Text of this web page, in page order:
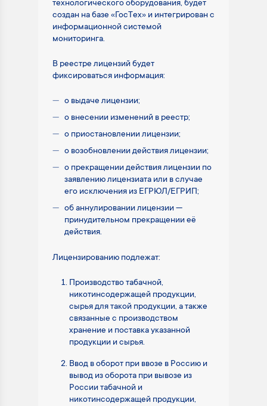
технологического оборудования, будет
создан на базе «ГосТех» и интегрирован с
информационной системой
мониторинга.
В реестре лицензий будет
фиксироваться информация:
о выдаче лицензии;
о внесении изменений в реестр;
о приостановлении лицензии;
о возобновлении действия лицензии;
о прекращении действия лицензии по
заявлению лицензиата или в случае
его исключения из ЕГРЮЛ/ЕГРИП;
об аннулировании лицензии —
принудительном прекращении её
действия.
Лицензированию подлежат:
Производство табачной,
никотинсодержащей продукции,
сырья для такой продукции, а также
связанные с производством
хранение и поставка указанной
продукции и сырья.
Ввод в оборот при ввозе в Россию и
вывод из оборота при вывозе из
России табачной и
никотинсодержащей продукции,